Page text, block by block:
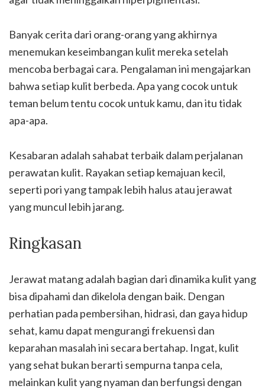
Banyak cerita dari orang-orang yang akhirnya
menemukan keseimbangan kulit mereka setelah
mencoba berbagai cara. Pengalaman ini mengajarkan
bahwa setiap kulit berbeda. Apa yang cocok untuk
teman belum tentu cocok untuk kamu, dan itu tidak
apa-apa.
Kesabaran adalah sahabat terbaik dalam perjalanan
perawatan kulit. Rayakan setiap kemajuan kecil,
seperti pori yang tampak lebih halus atau jerawat
yang muncul lebih jarang.
Ringkasan
Jerawat matang adalah bagian dari dinamika kulit yang
bisa dipahami dan dikelola dengan baik. Dengan
perhatian pada pembersihan, hidrasi, dan gaya hidup
sehat, kamu dapat mengurangi frekuensi dan
keparahan masalah ini secara bertahap. Ingat, kulit
yang sehat bukan berarti sempurna tanpa cela,
melainkan kulit yang nyaman dan berfungsi dengan